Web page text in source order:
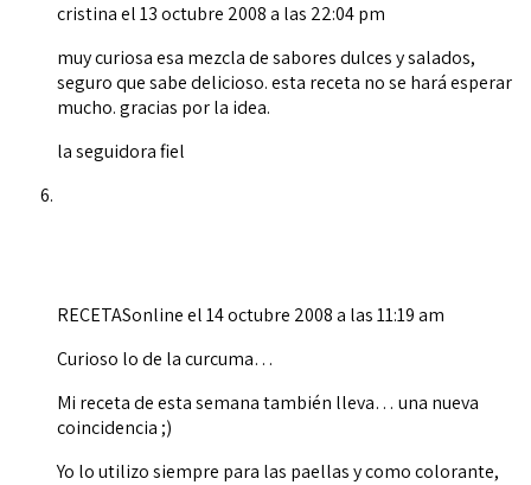
cristinael 13 octubre 2008 a las 22:04 pm
muy curiosa esa mezcla de sabores dulces y salados,
seguro que sabe delicioso. esta receta no se hará esperar
mucho. gracias por la idea.
la seguidora fiel
RECETASonlineel 14 octubre 2008 a las 11:19 am
Curioso lo de la curcuma…
Mi receta de esta semana también lleva… una nueva
coincidencia ;)
Yo lo utilizo siempre para las paellas y como colorante,